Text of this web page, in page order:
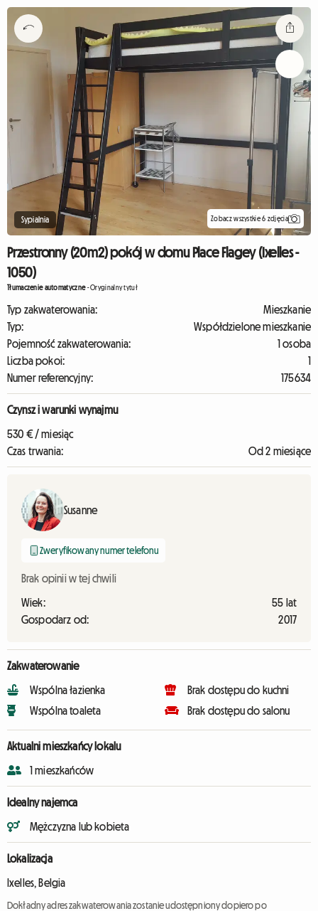
Sypialnia Zobacz wszystkie 6 zdjęcia
Przestronny (20m2) pokój w domu Place Flagey (Ixelles -
1050)
Tłumaczenie automatyczne-Oryginalny tytuł
Typ zakwaterowania:
Mieszkanie
Typ:
Współdzielone mieszkanie
Pojemność zakwaterowania:
1 osoba
Liczba pokoi:
1
Numer referencyjny:
175634
Czynsz i warunki wynajmu
530 € / miesiąc
Czas trwania:
Od 2 miesiące
Susanne
Zweryfikowany numer telefonu
Brak opinii w tej chwili
Wiek:
55 lat
Gospodarz od:
2017
Zakwaterowanie
Wspólna łazienka
Wspólna toaleta
Brak dostępu do kuchni
Brak dostępu do salonu
Aktualni mieszkańcy lokalu
1 mieszkańców
Idealny najemca
Mężczyzna lub kobieta
Lokalizacja
Ixelles, Belgia
Dokładny adres zakwaterowania zostanie udostępniony dopiero po